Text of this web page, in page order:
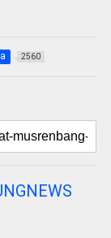
2560